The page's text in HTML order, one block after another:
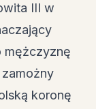
III w
mężczyznę
zamożny
koronę